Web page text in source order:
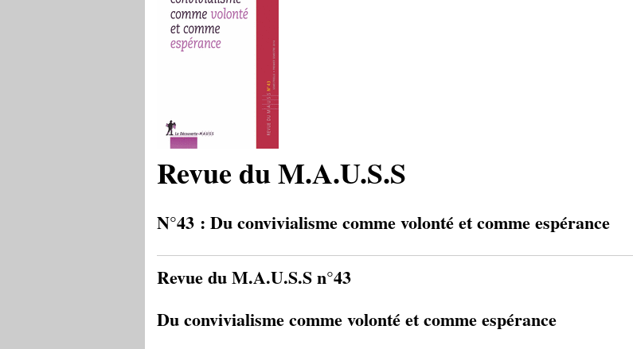
Revue du M.A.U.S.S
N°43 : Du convivialisme comme volonté et comme espérance
Revue du M.A.U.S.S n°43
Du convivialisme comme volonté et comme espérance